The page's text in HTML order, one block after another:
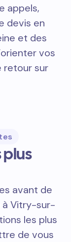
appels,
devis en
et des
vos
retour sur
plus
avant de
à Vitry-sur-
les plus
de vous